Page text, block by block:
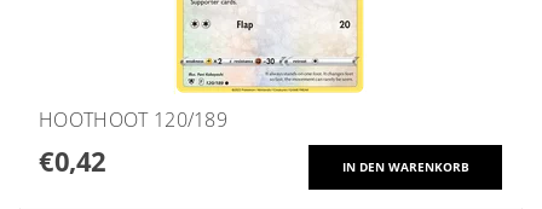
HOOTHOOT 120/189
€0,42